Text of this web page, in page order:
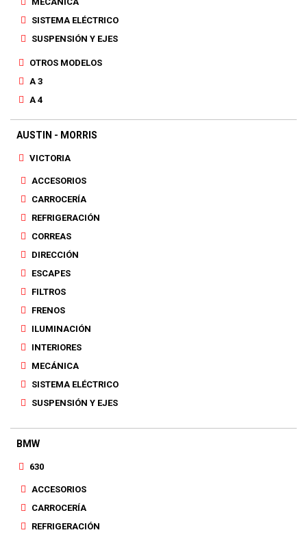
SISTEMA ELÉCTRICO
SUSPENSIÓN Y EJES
OTROS MODELOS
A 3
A 4
AUSTIN - MORRIS
VICTORIA
ACCESORIOS
CARROCERÍA
REFRIGERACIÓN
CORREAS
DIRECCIÓN
ESCAPES
FILTROS
FRENOS
ILUMINACIÓN
INTERIORES
MECÁNICA
SISTEMA ELÉCTRICO
SUSPENSIÓN Y EJES
BMW
630
ACCESORIOS
CARROCERÍA
REFRIGERACIÓN